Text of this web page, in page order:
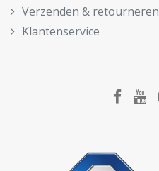
Verzenden & retourneren
Klantenservice